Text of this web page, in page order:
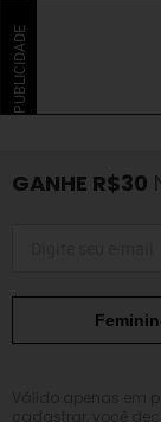
PUBLICIDADE
GANHE R$30